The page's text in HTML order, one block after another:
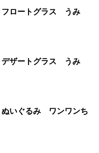
ノラネコぐんだん フロートグラス うみ
ノラネコぐんだん デザートグラス うみ
ぬいぐるみ ワンワンち